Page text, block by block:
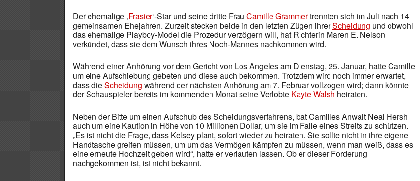
Der ehemalige ‚Frasier‘-Star und seine dritte Frau Camille Grammertrennten sich im Juli nach 14
gemeinsamen Ehejahren. Zurzeit stecken beide in den letzten Zügen ihrerScheidung und obwohl
das ehemalige Playboy-Model die Prozedur verzögern will, hat Richterin Maren E. Nelson
verkündet, dass sie dem Wunsch ihres Noch-Mannes nachkommen wird.
Während einer Anhörung vor dem Gericht von Los Angeles am Dienstag, 25. Januar, hatte Camille
um eine Aufschiebung gebeten und diese auch bekommen. Trotzdem wird noch immer erwartet,
dass dieScheidung während der nächsten Anhörung am 7. Februar vollzogen wird; dann könnte
der Schauspieler bereits im kommenden Monat seine Verlobte Kayte Walsh heiraten.
Neben der Bitte um einen Aufschub des Scheidungsverfahrens, bat Camilles Anwalt Neal Hersh
auch um eine Kaution in Höhe von 10 Millionen Dollar, um sie im Falle eines Streits zu schützen.
„Es ist nicht die Frage, dass Kelsey plant, sofort wieder zu heiraten. Sie sollte nicht in ihre eigene
Handtasche greifen müssen, um um das Vermögen kämpfen zu müssen, wenn man weiß, dass es
eine erneute Hochzeit geben wird“, hatte er verlauten lassen. Ob er dieser Forderung
nachgekommen ist, ist nicht bekannt.